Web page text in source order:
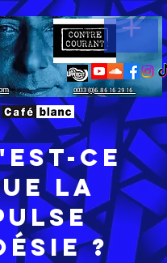
0033 (0)6 86 16 29 16
ce
la
?